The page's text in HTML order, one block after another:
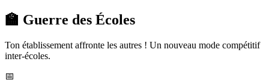
🏫 Guerre des Écoles
Ton établissement affronte les autres ! Un nouveau mode compétitif
inter-écoles.
📅